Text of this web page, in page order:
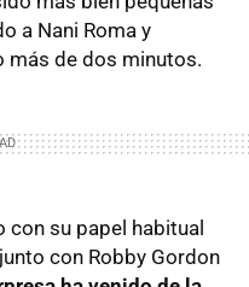
a Nani Roma y
más de dos minutos.
con su papel habitual
con Robby Gordon